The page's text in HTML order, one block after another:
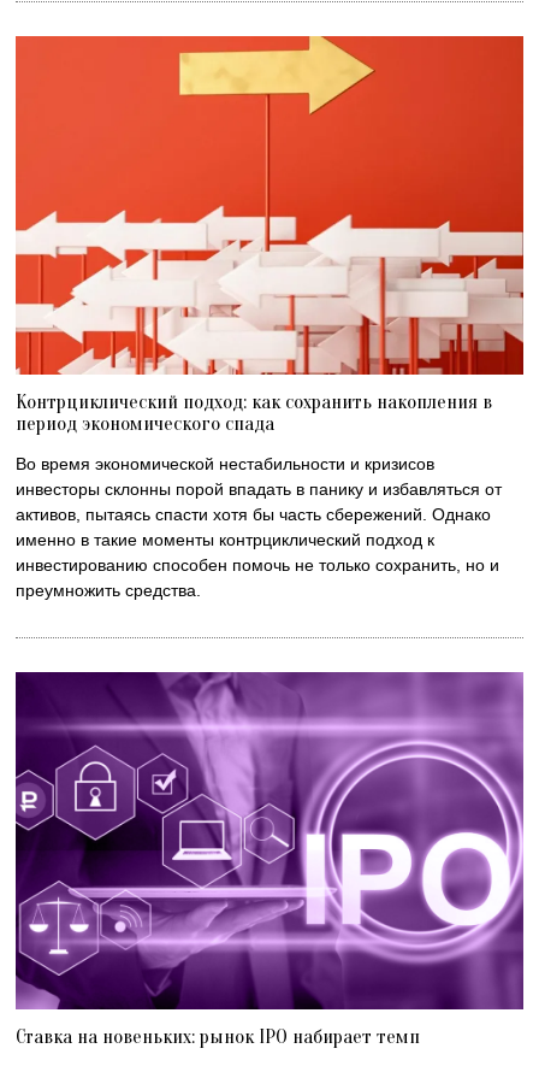
Контрциклический подход: как сохранить накопления в
период экономического спада
Во время экономической нестабильности и кризисов
инвесторы склонны порой впадать в панику и избавляться от
активов, пытаясь спасти хотя бы часть сбережений. Однако
именно в такие моменты контрциклический подход к
инвестированию способен помочь не только сохранить, но и
преумножить средства.
Ставка на новеньких: рынок IPO набирает темп